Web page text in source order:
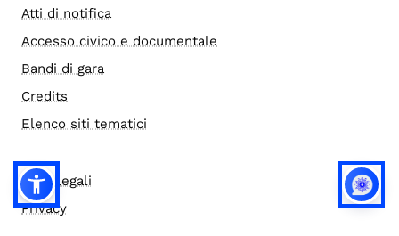
Atti di notifica
Accesso civico e documentale
Bandi di gara
Credits
Elenco siti tematici
Note legali
Privacy